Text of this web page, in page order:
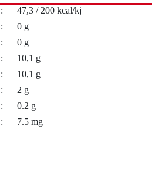
: 47,3 / 200 kcal/kj
: 0 g
: 0 g
: 10,1 g
: 10,1 g
: 2 g
: 0.2 g
: 7.5 mg